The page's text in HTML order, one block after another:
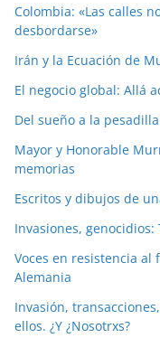
Colombia: «Las calles
desbordarse»
Irán y la Ecuación de
El negocio global: Allá
Del sueño a la
Mayor y Honorable
memorias
Escritos y dibujos de
Invasiones, genocidios:
Voces en resistencia al
Alemania
Invasión,
ellos. ¿Y ¿Nosotrxs?